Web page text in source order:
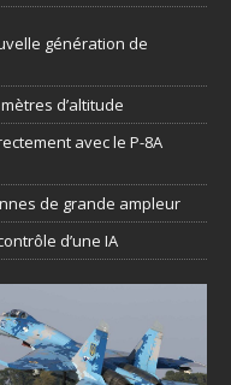
génération de
d’altitude
avec le P-8A
de grande ampleur
d’une IA